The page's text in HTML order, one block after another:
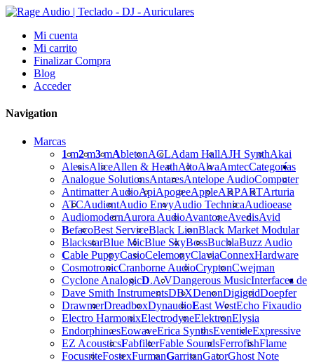
Mi cuenta
Mi carrito
Finalizar Compra
Blog
Acceder
Navigation
Marcas
1m2m3mAbletonACLAdam HallAJH SynthAkai
AlesisAliceAllen & HeathAltoAlvaAmtec
Analogue SolutionsAntaresAntelope Audio
Antimatter AudioApiApogeeAppleARPARTArturia
ATCAudientAudio EnvyAudio TechnicaAudioease
AudiomodernAurora AudioAvantoneAvedisAvid
BefacoBest ServiceBlack LionBlack Market Modular
BlackstarBlue MicBlue SkyBossBuchlaBuzz Audio
Cable PuppyCasioCelemonyClaviaConnex
CosmotronicCranborne AudioCryptonCwejman
Cyclone AnalogicD.A.VDangerous Music
Dave Smith InstrumentsDBXDenonDigigridDoepfer
DrawmerDreadboxDynaudioEast WestEcho Fix
Electro HarmonixElectrodyneElektronElysia
Endorphin.esEowaveErica SynthsEventideExpressive
EZ AcousticsFabfilterFable SoundsFerrofishFlame
FocusriteFostexFurmanGarritanGatorGhost Note
Categorías
Computer
Hardware
Interfaces de
audio